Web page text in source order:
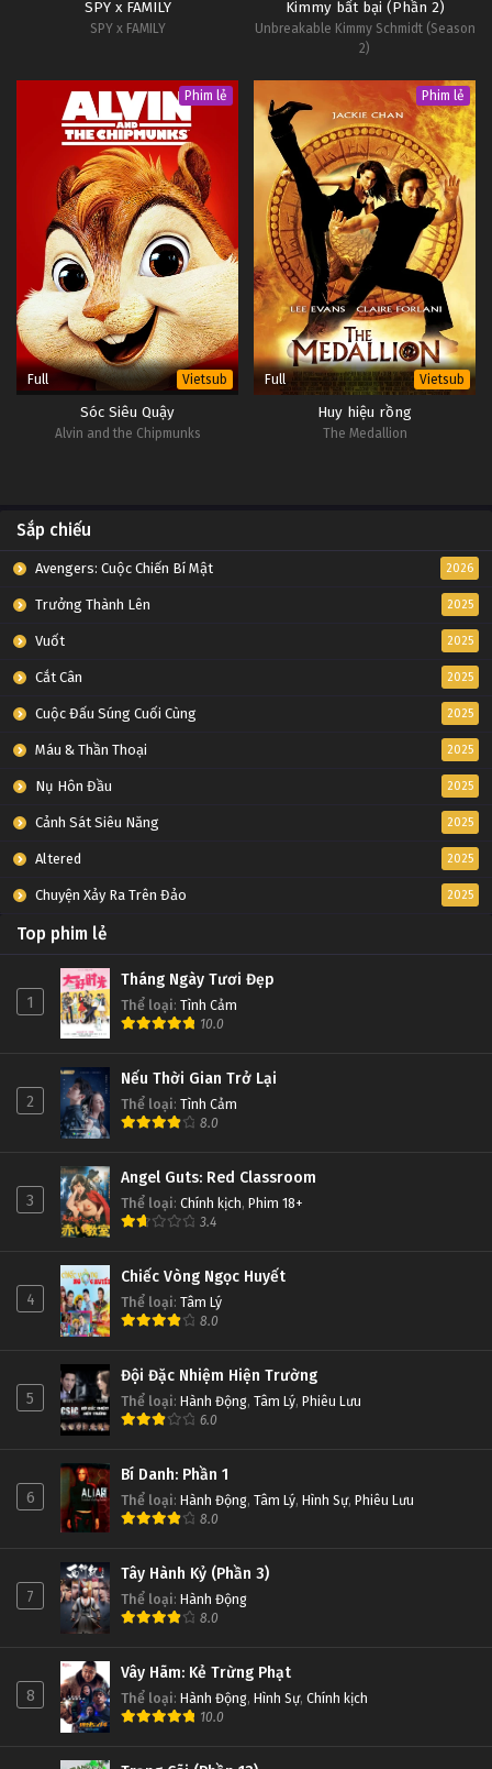
SPY x FAMILY
SPY x FAMILY
Kimmy bất bại (Phần 2)
Unbreakable Kimmy Schmidt (Season
2)
Phim lẻ
Full Vietsub
Sóc Siêu Quậy
Alvin and the Chipmunks
Phim lẻ
Full Vietsub
Huy hiệu rồng
The Medallion
Sắp chiếu
Avengers: Cuộc Chiến Bí Mật 2026
Trưởng Thành Lên 2025
Vuốt 2025
Cắt Cân 2025
Cuộc Đấu Súng Cuối Cùng 2025
Máu & Thần Thoại 2025
Nụ Hôn Đầu 2025
Cảnh Sát Siêu Năng 2025
Altered 2025
Chuyện Xảy Ra Trên Đảo 2025
Top phim lẻ
1
Tháng Ngày Tươi Đẹp
Thể loại: Tình Cảm
10.0
2
Nếu Thời Gian Trở Lại
Thể loại: Tình Cảm
8.0
3
Angel Guts: Red Classroom
Thể loại: Chính kịch, Phim 18+
3.4
4
Chiếc Vòng Ngọc Huyết
Thể loại: Tâm Lý
8.0
5
Đội Đặc Nhiệm Hiện Trường
Thể loại: Hành Động, Tâm Lý, Phiêu Lưu
6.0
6
Bí Danh: Phần 1
Thể loại: Hành Động, Tâm Lý, Hình Sự, Phiêu Lưu
8.0
7
Tây Hành Kỷ (Phần 3)
Thể loại: Hành Động
8.0
8
Vây Hãm: Kẻ Trừng Phạt
Thể loại: Hành Động, Hình Sự, Chính kịch
10.0